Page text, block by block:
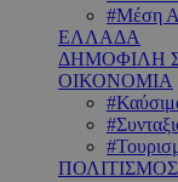
#Μέση
ΕΛΛΑΔΑ
ΔΗΜΟΦΙΛΗ
ΟΙΚΟΝΟΜΙΑ
ΠΟΛΙΤΙΣΜΟΣ